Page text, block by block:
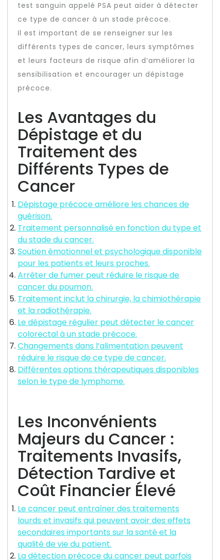
test sanguin appelé PSA peut aider à détecter
ce type de cancer à un stade précoce.
Il est important de se renseigner sur les
différents types de cancer, leurs symptômes
et leurs facteurs de risque afin d’améliorer la
sensibilisation et encourager un dépistage
précoce.
Les Avantages du
Dépistage et du
Traitement des
Différents Types de
Cancer
Dépistage précoce améliore les chances de
guérison.
Traitement personnalisé en fonction du type et
du stade du cancer.
Soutien émotionnel et psychologique disponible
pour les patients et leurs proches.
Arrêter de fumer peut réduire le risque de
cancer du poumon.
Traitement inclut la chirurgie, la chimiothérapie
et la radiothérapie.
Le dépistage régulier peut détecter le cancer
colorectal à un stade précoce.
Changements dans l’alimentation peuvent
réduire le risque de ce type de cancer.
Différentes options thérapeutiques disponibles
selon le type de lymphome.
Les Inconvénients
Majeurs du Cancer :
Traitements Invasifs,
Détection Tardive et
Coût Financier Élevé
Le cancer peut entraîner des traitements
lourds et invasifs qui peuvent avoir des effets
secondaires importants sur la santé et la
qualité de vie du patient.
La détection précoce du cancer peut parfois